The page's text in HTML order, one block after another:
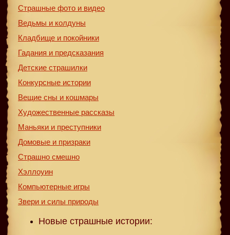
Страшные фото и видео
Ведьмы и колдуны
Кладбище и покойники
Гадания и предсказания
Детские страшилки
Конкурсные истории
Вещие сны и кошмары
Художественные рассказы
Маньяки и преступники
Домовые и призраки
Страшно смешно
Хэллоуин
Компьютерные игры
Звери и силы природы
Новые страшные истории: